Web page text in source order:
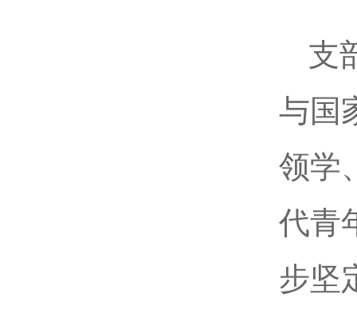
支
与国
领学
代青
步坚